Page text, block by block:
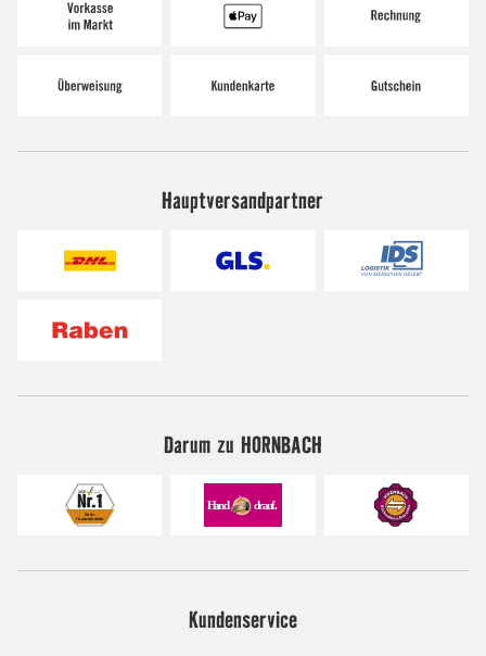
Hauptversandpartner
Darum zu HORNBACH
Kundenservice